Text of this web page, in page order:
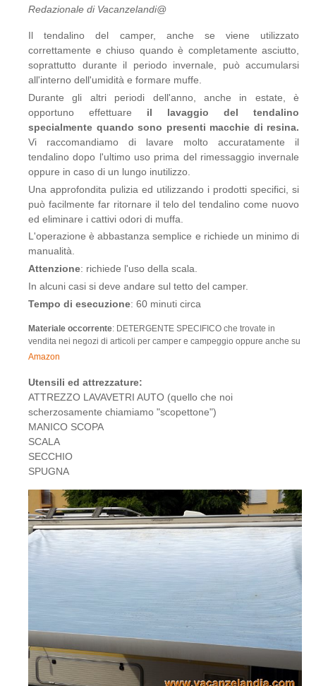
Redazionale di Vacanzelandi@
Il tendalino del camper, anche se viene utilizzato
correttamente e chiuso quando è completamente asciutto,
soprattutto durante il periodo invernale, può accumularsi
all'interno dell'umidità e formare muffe.
Durante gli altri periodi dell'anno, anche in estate, è
opportuno effettuare il lavaggio del tendalino
specialmente quando sono presenti macchie di resina.
Vi raccomandiamo di lavare molto accuratamente il
tendalino dopo l'ultimo uso prima del rimessaggio invernale
oppure in caso di un lungo inutilizzo.
Una approfondita pulizia ed utilizzando i prodotti specifici, si
può facilmente far ritornare il telo del tendalino come nuovo
ed eliminare i cattivi odori di muffa.
L'operazione è abbastanza semplice e richiede un minimo di
manualità.
Attenzione: richiede l'uso della scala.
In alcuni casi si deve andare sul tetto del camper.
Tempo di esecuzione: 60 minuti circa
Materiale occorrente: DETERGENTE SPECIFICO che trovate in
vendita nei negozi di articoli per camper e campeggio oppure anche su
Amazon
Utensili ed attrezzature:
ATTREZZO LAVAVETRI AUTO (quello che noi
scherzosamente chiamiamo "scopettone")
MANICO SCOPA
SCALA
SECCHIO
SPUGNA